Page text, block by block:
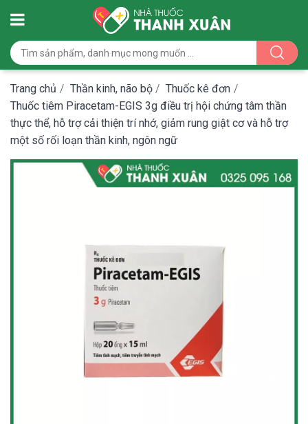
Trang chủ / Thần kinh, não bộ / Thuốc kê đơn /
Thuốc tiêm Piracetam-EGIS 3g điều trị hội chứng tâm thần
thực thể, hỗ trợ cải thiện trí nhớ, giảm rung giật cơ và hỗ trợ
một số rối loạn thần kinh, ngôn ngữ